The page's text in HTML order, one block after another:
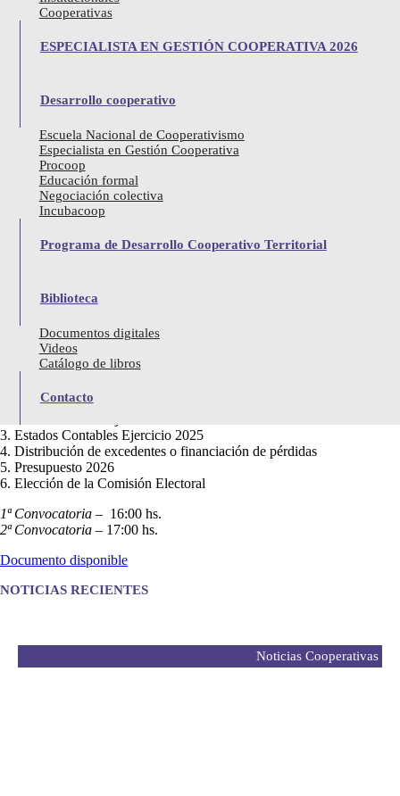
Cooperativas
ESPECIALISTA EN GESTIÓN COOPERATIVA 2026
Desarrollo cooperativo
Escuela Nacional de Cooperativismo
Especialista en Gestión Cooperativa
Procoop
Educación formal
Negociación colectiva
Incubacoop
Programa de Desarrollo Cooperativo Territorial
Biblioteca
Documentos digitales
Videos
Catálogo de libros
Contacto
LLAMADO ASAMBLEA
GENERAL ORDINARIA
JUNIO 2026
Cooperativas, cumpliendo con los artículos 27 y 29 de sus estatutos,
convoca a sus asociados a la Asamblea General Ordinaria a realizarse
el día martes 23 de junio de 2026 en la Sede de CUDECOOP ubicada
en Av. 18 de julio 948 oficina 502, Montevideo, en carácter
exclusivamente presencial:
1. Informe de la Comisión Fiscal
3. Estados Contables Ejercicio 2025
4. Distribución de excedentes o financiación de pérdidas
5. Presupuesto 2026
6. Elección de la Comisión Electoral
1ª Convocatoria – 16:00 hs.
2ª Convocatoria – 17:00 hs.
Documento disponible
NOTICIAS RECIENTES
Noticias Cooperativas